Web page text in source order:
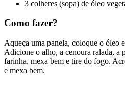
3 colheres (sopa) de óleo
Como fazer?
Aqueça uma panela, coloque o óleo
Adicione o alho, a cenoura ralada, a
farinha, mexa bem e tire do fogo.
e mexa bem.